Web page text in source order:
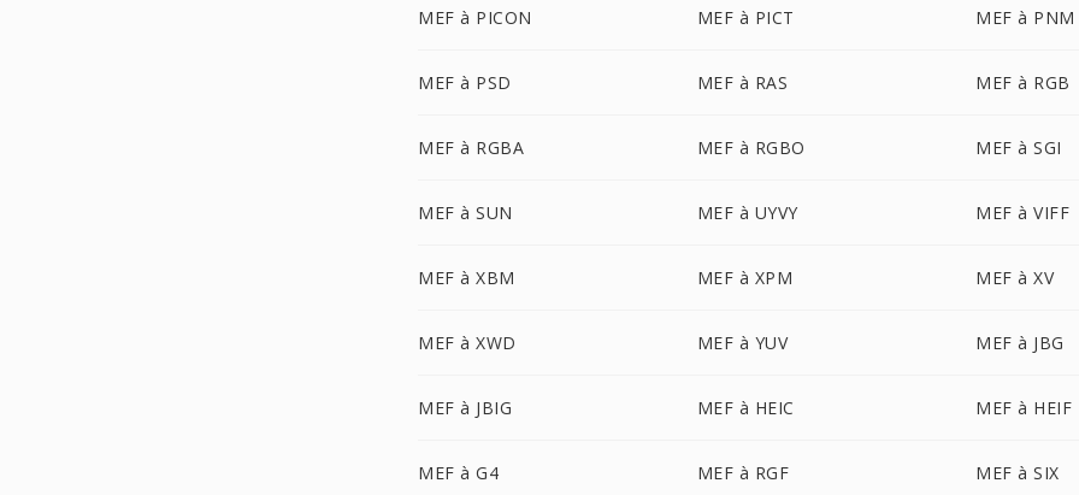
MEF à PICON MEF à PICT MEF à PNM
MEF à PSD MEF à RAS MEF à RGB
MEF à RGBA MEF à RGBO MEF à SGI
MEF à SUN MEF à UYVY MEF à VIFF
MEF à XBM MEF à XPM MEF à XV
MEF à XWD MEF à YUV MEF à JBG
MEF à JBIG MEF à HEIC MEF à HEIF
MEF à G4 MEF à RGF MEF à SIX